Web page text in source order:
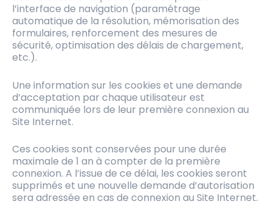
l’interface de navigation (paramétrage
automatique de la résolution, mémorisation des
formulaires, renforcement des mesures de
sécurité, optimisation des délais de chargement,
etc.).
Une information sur les cookies et une demande
d’acceptation par chaque utilisateur est
communiquée lors de leur première connexion au
Site Internet.
Ces cookies sont conservées pour une durée
maximale de 1 an à compter de la première
connexion. A l’issue de ce délai, les cookies seront
supprimés et une nouvelle demande d’autorisation
sera adressée en cas de connexion au Site Internet.